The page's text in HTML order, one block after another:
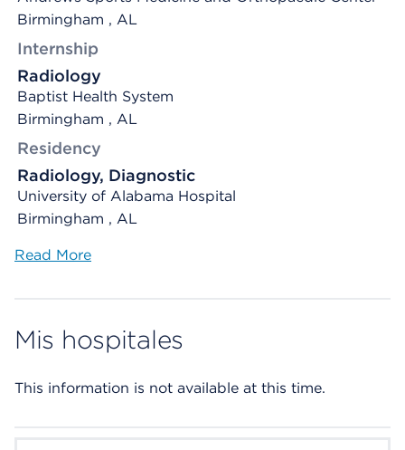
Birmingham , AL
Internship
Radiology
Baptist Health System
Birmingham , AL
Residency
Radiology, Diagnostic
University of Alabama Hospital
Birmingham , AL
Read More
Mis hospitales
This information is not available at this time.